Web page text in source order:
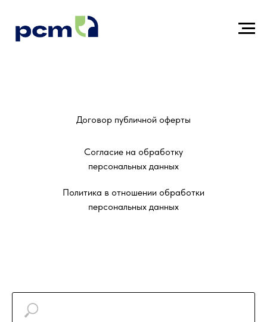
Договор публичной оферты
Согласие на обработку
персональных данных
Политика в отношении обработки
персональных данных